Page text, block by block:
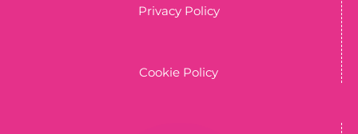
Privacy Policy
Cookie Policy